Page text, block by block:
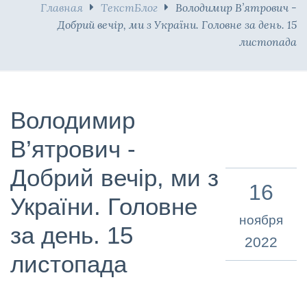
Главная ТекстБлог
Володимир В’ятрович -
Добрий вечір, ми з України. Головне за день. 15
листопада
Володимир
В’ятрович -
Добрий вечір, ми з
України. Головне
за день. 15
листопада
16
ноября
2022